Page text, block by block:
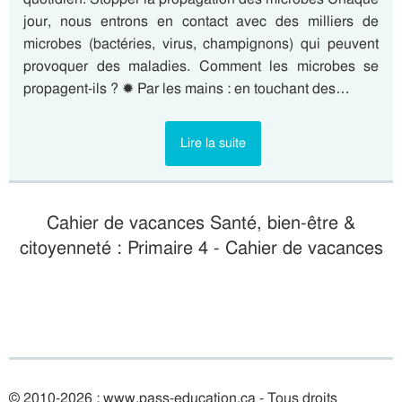
jour, nous entrons en contact avec des milliers de
microbes (bactéries, virus, champignons) qui peuvent
provoquer des maladies. Comment les microbes se
propagent-ils ? ✹ Par les mains : en touchant des…
Lire la suite
Cahier de vacances Santé, bien-être &
citoyenneté : Primaire 4 - Cahier de vacances
© 2010-2026 : www.pass-education.ca - Tous droits